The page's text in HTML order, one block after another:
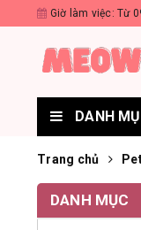
Giờ làm việc: Từ
DANH
Trang chủ
DANH MỤC